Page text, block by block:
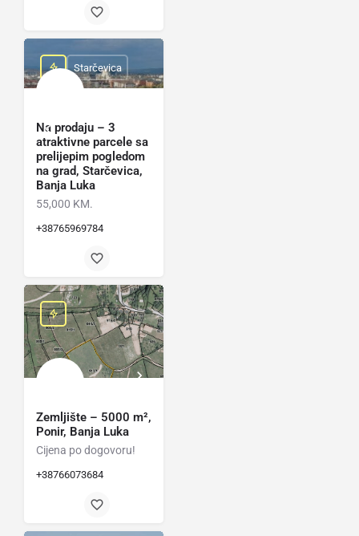
Na prodaju – 3
atraktivne parcele sa
prelijepim pogledom
na grad, Starčevica,
Banja Luka
55,000 KM.
+38765969784
Starčevica
Zemljište – 5000 m²,
Ponir, Banja Luka
Cijena po dogovoru!
+38766073684